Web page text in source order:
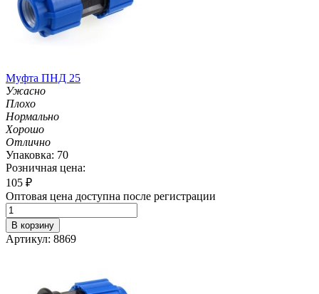
Муфта ПНД 25
Ужасно
Плохо
Нормально
Хорошо
Отлично
Упаковка: 70
Розничная цена:
105 ₽
Оптовая цена доступна после регистрации
В корзину
Артикул: 8869